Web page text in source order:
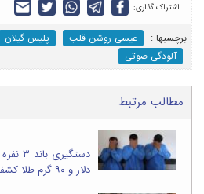
اشتراک گذاری:
برچسب‎ها : عیسی روشن قلب پلیس گیلان
آلودگی صوتی
مطالب مرتبط
دلار و ۹۰ گرم طلا کشف شد